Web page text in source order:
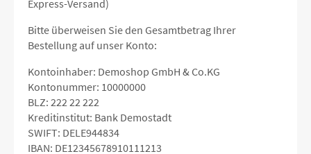
Express-Versand)
Bitte überweisen Sie den Gesamtbetrag Ihrer
Bestellung auf unser Konto:
Kontoinhaber: Demoshop GmbH & Co.KG
Kontonummer: 10000000
BLZ: 222 22 222
Kreditinstitut: Bank Demostadt
SWIFT: DELE944834
IBAN: DE12345678910111213